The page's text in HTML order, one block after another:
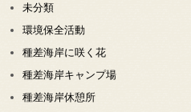
未分類
環境保全活動
種差海岸に咲く花
種差海岸キャンプ場
種差海岸休憩所